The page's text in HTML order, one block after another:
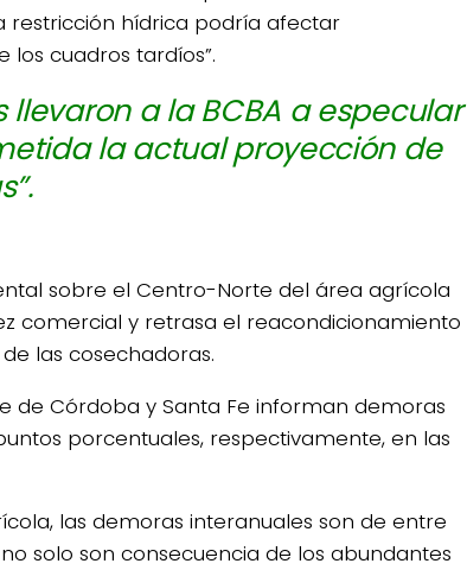
restricción hídrica podría afectar
cuadros tardíos”.
llevaron a la BCBA a especular
la actual proyección de
sobre el Centro-Norte del área agrícola
comercial y retrasa el reacondicionamiento
las cosechadoras.
de Córdoba y Santa Fe informan demoras
porcentuales, respectivamente, en las
las demoras interanuales son de entre
solo son consecuencia de los abundantes